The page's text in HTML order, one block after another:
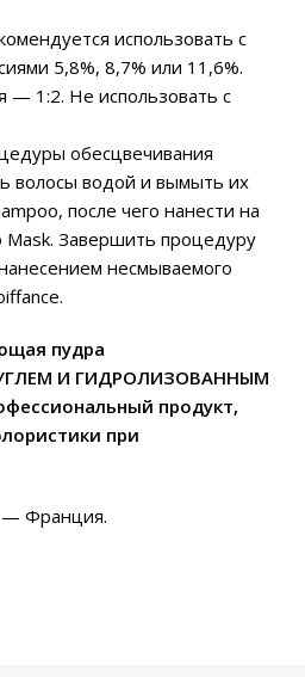
использовать с
5,8%, 8,7% или 11,6%.
— 1:2. Не использовать с
обесцвечивания
волосы водой и вымыть их
после чего нанести на
Mask. Завершить процедуру
несмываемого
пудра
И ГИДРОЛИЗОВАННЫМ
продукт,
при
— Франция.